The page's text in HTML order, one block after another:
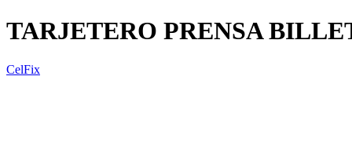
TARJETERO PRENSA
CelFix